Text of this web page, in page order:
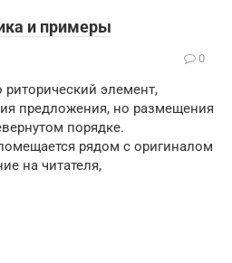
и примеры
0
элемент,
предложения, но размещения
порядке.
рядом с оригиналом
на читателя,